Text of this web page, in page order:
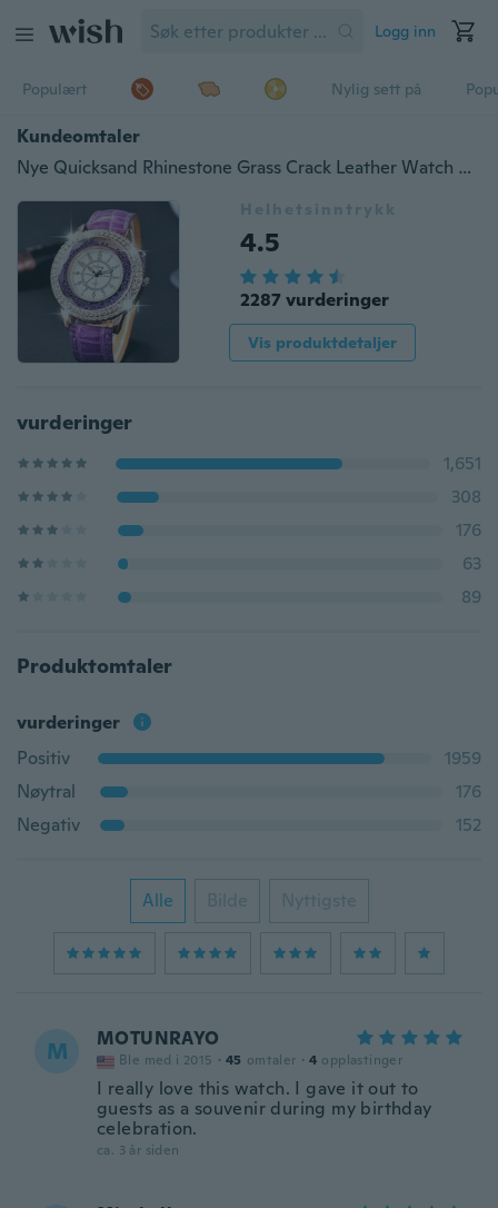
Logg inn
Populært Nylig sett på
Kundeomtaler
Nye Quicksand Rhinestone Grass Crack Leather Watch Pandoras
Helhetsinntrykk
4.5
2287 vurderinger
Vis produktdetaljer
vurderinger
1,651
308
176
63
89
Produktomtaler
vurderinger
Positiv
1959
Nøytral
176
Negativ
152
Alle Bilde Nyttigste
M MOTUNRAYO
Ble med i 2015 · 45 omtaler · 4 opplastinger
I really love this watch. I gave it out to
guests as a souvenir during my birthday
celebration.
ca. 3 år siden